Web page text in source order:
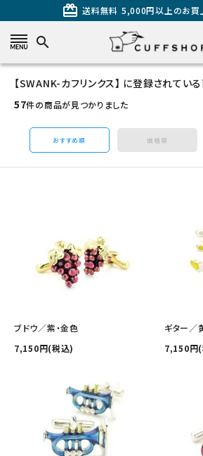
card_giftcard 送料無料 5,000円以上のお買
search
search
カテゴリーから探す
カフスを探す
その他の商品を探す
ご利用ガイド
カフス相談室
【SWANK-カフリンクス】 に登録されてい
57件の商品が見つかりました
おすすめ順 価格順
ブドウ／紫・金色
7,150円(税込)
ギター／
7,150円